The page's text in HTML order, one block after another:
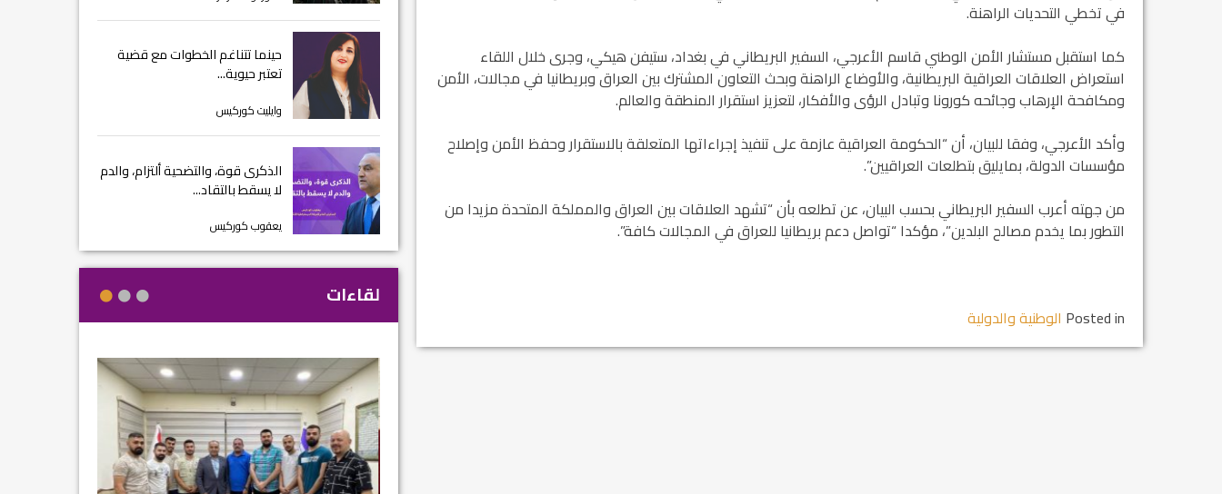
في تخطي التحديات الراهنة.
كما استقبل مستشار الأمن الوطني قاسم الأعرجي، السفير البريطاني في بغداد، ستيفن هيكي، وجرى خلال اللقاء
استعراض العلاقات العراقية البريطانية، والأوضاع الراهنة وبحث التعاون المشترك بين العراق وبريطانيا في مجالات، الأمن
ومكافحة الإرهاب وجائحه كورونا وتبادل الرؤى والأفكار، لتعزيز استقرار المنطقة والعالم.
وأكد الأعرجي، وفقا للبيان، أن “الحكومة العراقية عازمة على تنفيذ إجراءاتها المتعلقة بالاستقرار وحفظ الأمن وإصلاح
مؤسسات الدولة، بمايليق بتطلعات العراقيين”.
من جهته أعرب السفير البريطاني بحسب البيان، عن تطلعه بأن “تشهد العلاقات بين العراق والمملكة المتحدة مزيدا من
التطور بما يخدم مصالح البلدين”، مؤكدا “تواصل دعم بريطانيا للعراق في المجالات كافة”.
Posted in الوطنية والدولية
حينما تتناغم الخطوات مع قضية
تعتبر حيوية...
وايليت كوركيس
الذكرى قوة، والتضحية ألتزام، والدم
لا يسقط بالتقاد...
يعقوب كوركيس
لقاءات